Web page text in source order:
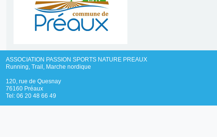
ASSOCIATION PASSION SPORTS NATURE PREAUX
Running, Trail, Marche nordique
120, rue de Quesnay
76160 Préaux
Tel: 06 20 48 66 49